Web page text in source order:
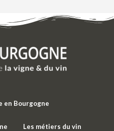
en Bourgogne
Les métiers du vin